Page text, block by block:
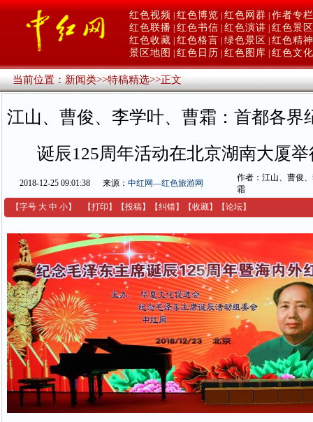
红色视频 红色博览 红色网群 作者专栏
红色联播 红色书信 红色演讲 红色景区
红色收藏 红色格言 绿色景区
红色精神
景区地图
红色日历 红色图库 红色文化
当前位置：新闻类>>特稿精选>>正文
江山、曹俊、李学叶、曹霜：首都各界
诞辰125周年活动在北京湖南大厦
2018-12-25 09:01:38 来源： 中红网—红色旅游网
作者：江山、曹俊
霜
【字号 大 中 小】 【打印 】 【投稿】 【纠错】 【收藏】 【论坛】